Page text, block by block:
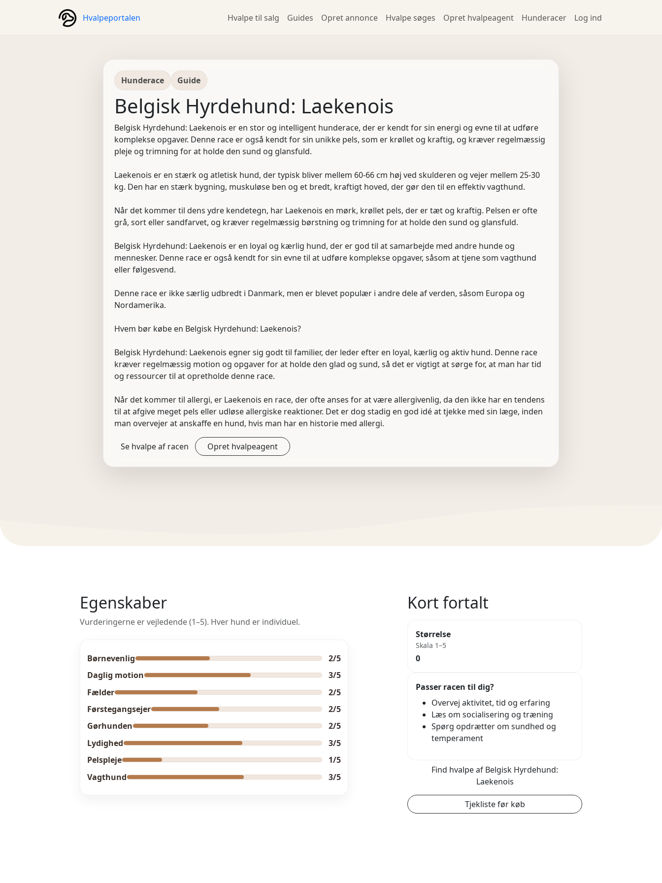
Hvalpeportalen Hvalpe til salg Guides Opret annonce Hvalpe søges Opret hvalpeagent Hunderacer Log ind
Hunderace Guide
Belgisk Hyrdehund: Laekenois
Belgisk Hyrdehund: Laekenois er en stor og intelligent hunderace, der er kendt for sin energi og evne til at udføre
komplekse opgaver. Denne race er også kendt for sin unikke pels, som er krøllet og kraftig, og kræver regelmæssig
pleje og trimning for at holde den sund og glansfuld.
Laekenois er en stærk og atletisk hund, der typisk bliver mellem 60-66 cm høj ved skulderen og vejer mellem 25-30
kg. Den har en stærk bygning, muskuløse ben og et bredt, kraftigt hoved, der gør den til en effektiv vagthund.
Når det kommer til dens ydre kendetegn, har Laekenois en mørk, krøllet pels, der er tæt og kraftig. Pelsen er ofte
grå, sort eller sandfarvet, og kræver regelmæssig børstning og trimning for at holde den sund og glansfuld.
Belgisk Hyrdehund: Laekenois er en loyal og kærlig hund, der er god til at samarbejde med andre hunde og
mennesker. Denne race er også kendt for sin evne til at udføre komplekse opgaver, såsom at tjene som vagthund
eller følgesvend.
Denne race er ikke særlig udbredt i Danmark, men er blevet populær i andre dele af verden, såsom Europa og
Nordamerika.
Hvem bør købe en Belgisk Hyrdehund: Laekenois?
Belgisk Hyrdehund: Laekenois egner sig godt til familier, der leder efter en loyal, kærlig og aktiv hund. Denne race
kræver regelmæssig motion og opgaver for at holde den glad og sund, så det er vigtigt at sørge for, at man har tid
og ressourcer til at opretholde denne race.
Når det kommer til allergi, er Laekenois en race, der ofte anses for at være allergivenlig, da den ikke har en tendens
til at afgive meget pels eller udløse allergiske reaktioner. Det er dog stadig en god idé at tjekke med sin læge, inden
man overvejer at anskaffe en hund, hvis man har en historie med allergi.
Se hvalpe af racen Opret hvalpeagent
Egenskaber
Vurderingerne er vejledende (1–5). Hver hund er individuel.
Børnevenlig
2/5
Daglig motion
3/5
Fælder
2/5
Førstegangsejer
2/5
Gørhunden
2/5
Lydighed
3/5
Pelspleje
1/5
Vagthund
3/5
Kort fortalt
Størrelse
Skala 1–5
0
Passer racen til dig?
Overvej aktivitet, tid og erfaring
Læs om socialisering og træning
Spørg opdrætter om sundhed og
temperament
Find hvalpe af Belgisk Hyrdehund:
Laekenois
Tjekliste før køb